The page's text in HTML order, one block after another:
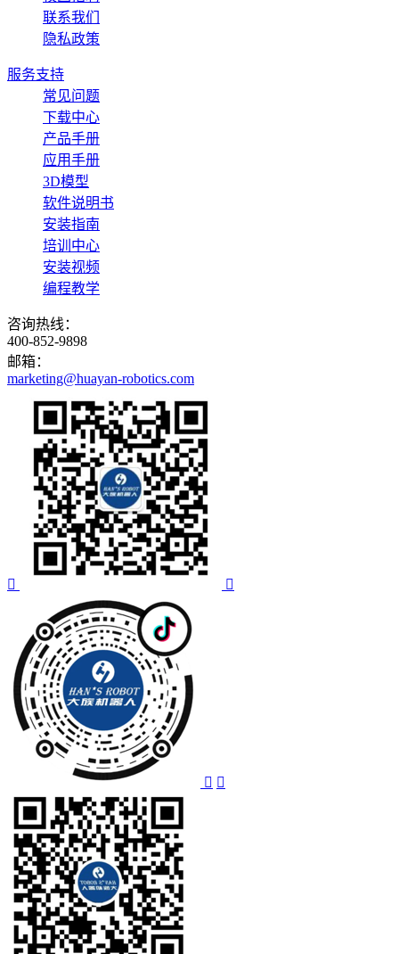
联系我们
隐私政策
服务支持
常见问题
下载中心
产品手册
应用手册
3D模型
软件说明书
安装指南
培训中心
安装视频
编程教学
咨询热线：
400-852-9898
邮箱：
marketing@huayan-robotics.com